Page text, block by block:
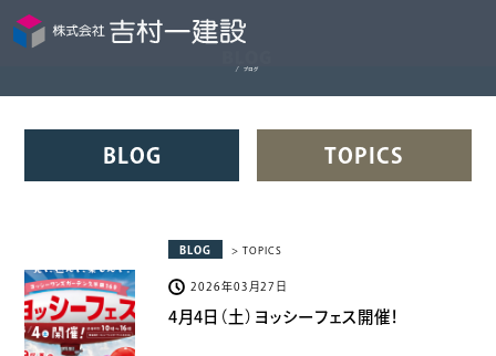
BLOG TOPICS
BLOG > TOPICS
2026年03月27日
4月4日（土）ヨッシーフェス開催！